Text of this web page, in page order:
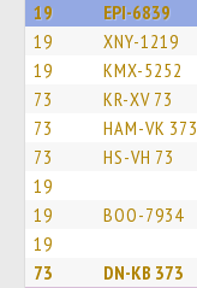
19 EPI-6839
19 XNY-1219
19 KMX-5252
73 KR-XV 73
73 HAM-VK 373
73 HS-VH 73
19
19 BOO-7934
19
73 DN-KB 373